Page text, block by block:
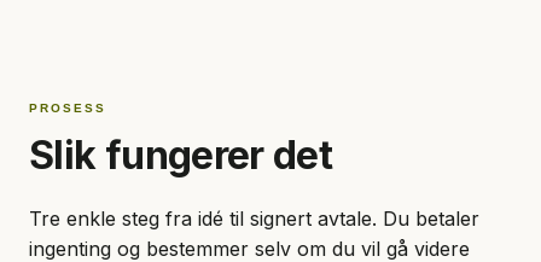
PROSESS
Slik fungerer det
Tre enkle steg fra idé til signert avtale. Du betaler
ingenting og bestemmer selv om du vil gå videre